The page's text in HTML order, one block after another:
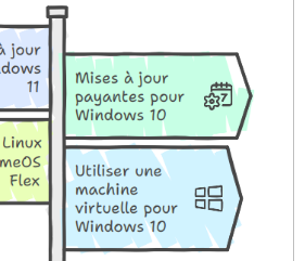
de stockage est détecté.
disparaît automatiquement.